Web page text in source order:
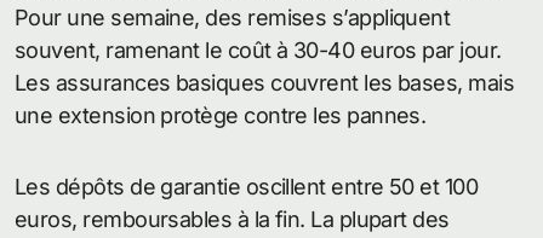
Pour une semaine, des remises s’appliquent
souvent, ramenant le coût à 30-40 euros par jour.
Les assurances basiques couvrent les bases, mais
une extension protège contre les pannes.
Les dépôts de garantie oscillent entre 50 et 100
euros, remboursables à la fin. La plupart des